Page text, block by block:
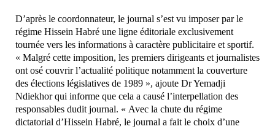
D’après le coordonnateur, le journal s’est vu imposer par le
régime Hissein Habré une ligne éditoriale exclusivement
tournée vers les informations à caractère publicitaire et sportif.
« Malgré cette imposition, les premiers dirigeants et journalistes
ont osé couvrir l’actualité politique notamment la couverture
des élections législatives de 1989 », ajoute Dr Yemadji
Ndiekhor qui informe que cela a causé l’interpellation des
responsables dudit journal. « Avec la chute du régime
dictatorial d’Hissein Habré, le journal a fait le choix d’une